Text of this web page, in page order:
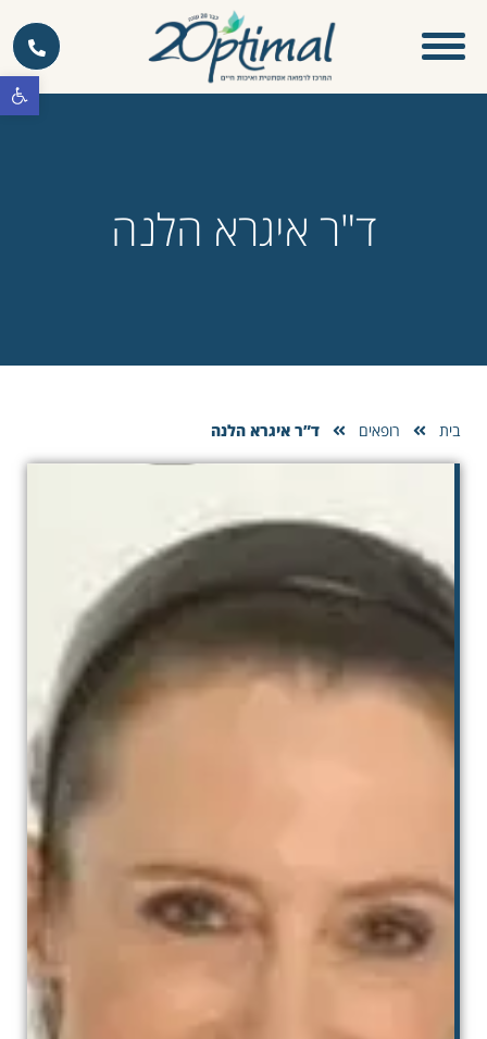
פתח
ד"ר איגרא הלנה
בית רופאים ד”ר איגרא הלנה